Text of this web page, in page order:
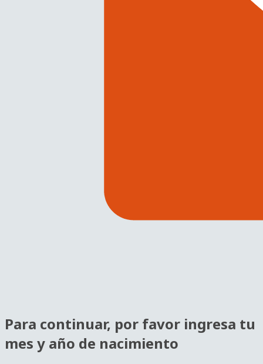
Para continuar, por favor ingresa tu
mes y año de nacimiento